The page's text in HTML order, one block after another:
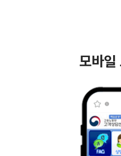
모바일